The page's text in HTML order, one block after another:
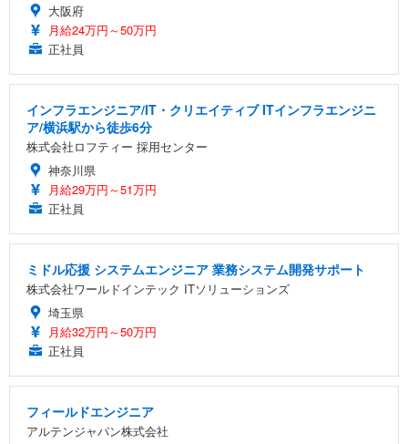
大阪府
月給24万円～50万円
正社員
インフラエンジニア/IT・クリエイティブ ITインフラエンジニ
ア/横浜駅から徒歩6分
株式会社ロフティー 採用センター
神奈川県
月給29万円～51万円
正社員
ミドル応援 システムエンジニア 業務システム開発サポート
株式会社ワールドインテック ITソリューションズ
埼玉県
月給32万円～50万円
正社員
フィールドエンジニア
アルテンジャパン株式会社